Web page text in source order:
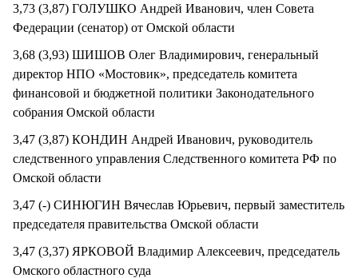
3,73 (3,87) ГОЛУШКО Андрей Иванович, член Совета
Федерации (сенатор) от Омской области
3,68 (3,93) ШИШОВ Олег Владимирович, генеральный
директор НПО «Мостовик», председатель комитета
финансовой и бюджетной политики Законодательного
собрания Омской области
3,47 (3,87) КОНДИН Андрей Иванович, руководитель
следственного управления Следственного комитета РФ по
Омской области
3,47 (-) СИНЮГИН Вячеслав Юрьевич, первый заместитель
председателя правительства Омской области
3,47 (3,37) ЯРКОВОЙ Владимир Алексеевич, председатель
Омского областного суда